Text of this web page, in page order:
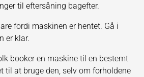
til eftersåning bagefter.
fordi maskinen er hentet. Gå i
er klar.
booker en maskine til en bestemt
til at bruge den, selv om forholdene